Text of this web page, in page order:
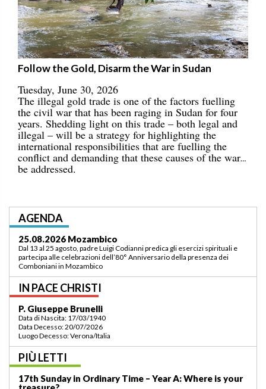
Follow the Gold, Disarm the War in Sudan
Tuesday, June 30, 2026
The illegal gold trade is one of the factors fuelling
the civil war that has been raging in Sudan for four
years. Shedding light on this trade – both legal and
illegal – will be a strategy for highlighting the
international responsibilities that are fuelling the
conflict and demanding that these causes of the war
be addressed.
AGENDA
03.09.2026 Lomé/Togo
Padre Luigi Codianni e padre Elias Sindjalim partecipano dal 26 agosto al 3
settembre all’incontro della commissione ASCAF sulla riorganizzazione
della regione a Lomé/Togo
IN PACE CHRISTI
P. Bruno Bordonali
Data di Nascita: 01/07/1942
Data Decesso: 13/07/2026
Luogo Decesso: Verona /Italia
PIÙ LETTI
19th Sunday in Ordinary Time – Year A: “Command me